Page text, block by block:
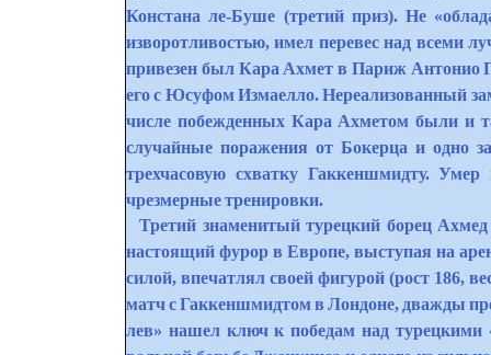
Констана ле-Буше (третий приз). Не
изворотливостью, имел перевес над всеми
привезен был Кара Ахмет в Париж Антонио
его с Юсуфом Измаелло. Нереализованный
числе побежденных Кара Ахметом были и
случайные поражения от Бокерца и одно
трехчасовую схватку Гаккеншмидту.
чрезмерные тренировки.
Третий знаменитый турецкий борец
настоящий фурор в Европе, выступая на
силой, впечатлял своей фигурой (рост 186,
матч с Гаккеншмидтом в Лондоне, дважды
лев» нашел ключ к победам над